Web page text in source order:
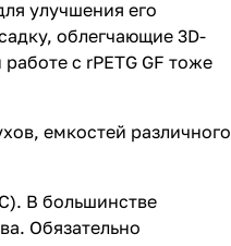
улучшения его
облегчающие 3D-
с rPETG GF тоже
емкостей различного
В большинстве
Обязательно